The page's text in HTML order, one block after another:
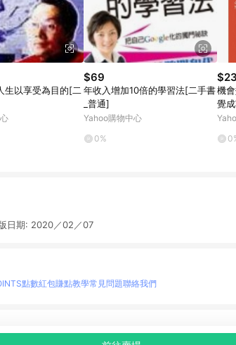
生以享受為目的[二
$69
年收入增加10倍的學習法[二手書
_普通]
Yahoo購物中心
0%
機
覺
_良
日期: 2020／02／07
點數紅包賺點教學常見問題聯絡我們
，並依購物情報中的趨勢與風格做合作網路商家的延伸商品